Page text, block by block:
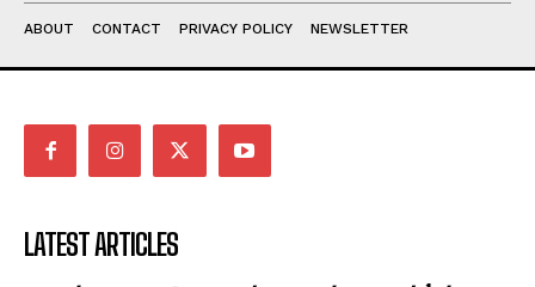
ABOUT CONTACT PRIVACY POLICY NEWSLETTER
LATEST ARTICLES